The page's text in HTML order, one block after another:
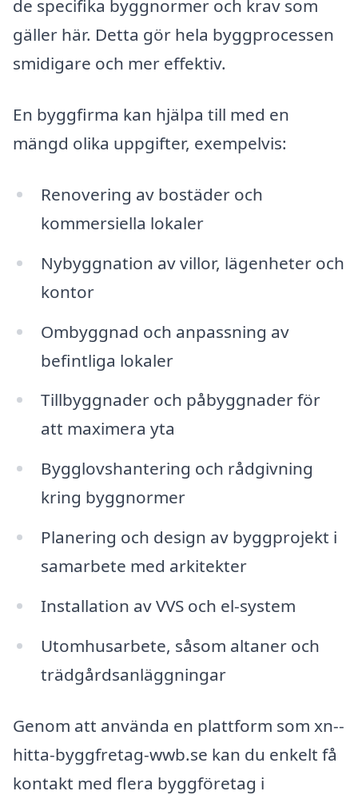
de specifika byggnormer och krav som
gäller här. Detta gör hela byggprocessen
smidigare och mer effektiv.
En byggfirma kan hjälpa till med en
mängd olika uppgifter, exempelvis:
Renovering av bostäder och
kommersiella lokaler
Nybyggnation av villor, lägenheter och
kontor
Ombyggnad och anpassning av
befintliga lokaler
Tillbyggnader och påbyggnader för
att maximera yta
Bygglovshantering och rådgivning
kring byggnormer
Planering och design av byggprojekt i
samarbete med arkitekter
Installation av VVS och el-system
Utomhusarbete, såsom altaner och
trädgårdsanläggningar
Genom att använda en plattform som xn--
hitta-byggfretag-wwb.se kan du enkelt få
kontakt med flera byggföretag i